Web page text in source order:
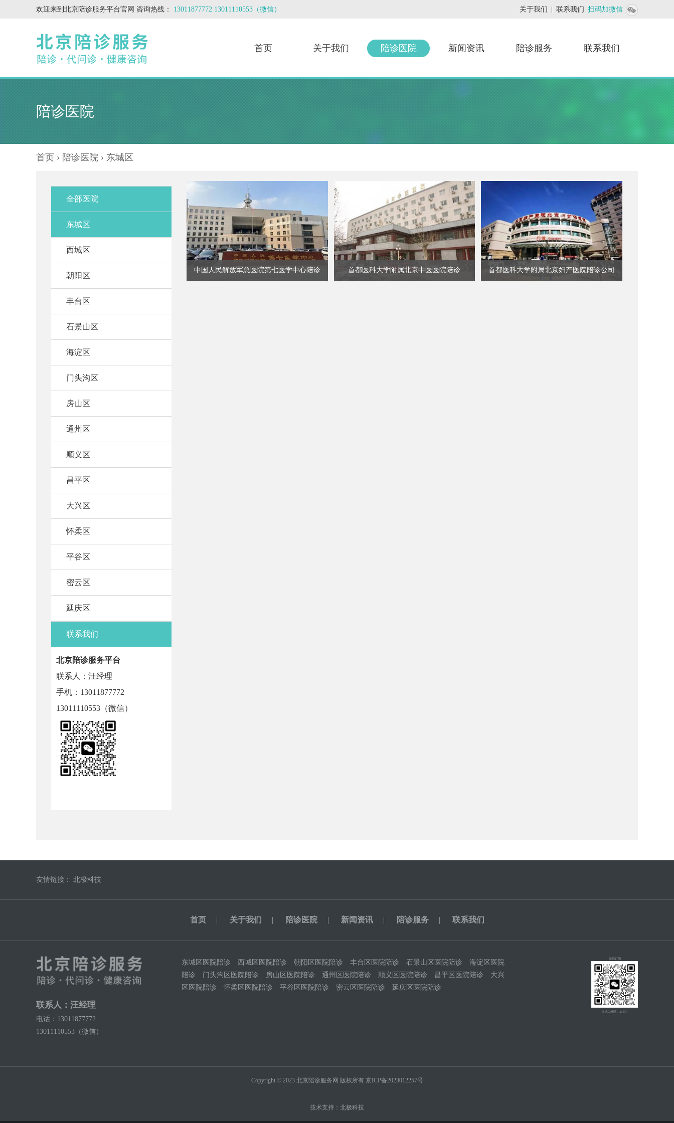
欢迎来到北京陪诊服务平台官网 咨询热线： 13011877772 13011110553（微信） 关于我们 联系我们 扫码加微信
添加联系人
首页 关于我们 陪诊医院 新闻资讯 陪诊服务 联系我们
陪诊医院
首页 › 陪诊医院 › 东城区
全部医院
东城区
西城区
朝阳区
丰台区
石景山区
海淀区
门头沟区
房山区
通州区
顺义区
昌平区
大兴区
怀柔区
平谷区
密云区
延庆区
联系我们
北京陪诊服务平台
联系人：汪经理
手机：13011877772
13011110553（微信）
中国人民解放军总医院第七医学中心陪诊 首都医科大学附属北京中医医院陪诊 首都医科大学附属北京妇产医院陪诊公司
友情链接： 北极科技
首页 | 关于我们 | 陪诊医院 | 新闻资讯 | 陪诊服务 | 联系我们
联系人：汪经理
电话：13011877772
13011110553（微信）
东城区医院陪诊 西城区医院陪诊 朝阳区医院陪诊 丰台区医院陪诊 石景山区医院陪诊
海淀区医院
陪诊
门头沟区医院陪诊 房山区医院陪诊 通州区医院陪诊 顺义区医院陪诊 昌平区医院陪诊
大兴
区医院陪诊
怀柔区医院陪诊 平谷区医院陪诊 密云区医院陪诊 延庆区医院陪诊
微信订阅
扫描二维码，加关注
Copyright © 2023 北京陪诊服务网 版权所有 京ICP备2023012257号
技术支持： 北极科技